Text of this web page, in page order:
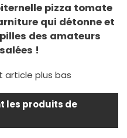
pizza tomate
qui détonne et
des amateurs
!
article plus bas
les produits de